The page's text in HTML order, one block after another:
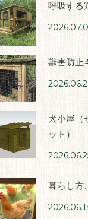
呼吸する
獣害防止
犬小屋（
ット）
暮らし方